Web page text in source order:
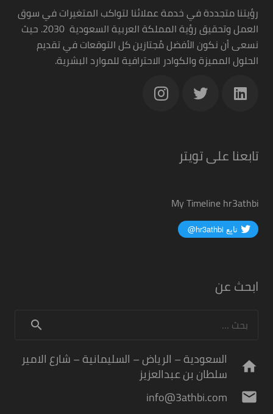
رؤيتنا متجددة في خدمة عملائنا لتواكب المتغيرات في سوق
العمل وتحقيق رؤية المملكة العربية السعودية 2030. حيث
نسعى أن نكون الأفضل مُجتازين كل التوقعات في تقديم
الحلول المميزة والكوادر الاحترافية للموارد البشرية.
تابعنا على تويتر
My Timeline hr3athbi
ابحث عن
عن:
home السعودية – الرياض – السليمانية – شارع الامير
سلطان بن عبدالعزيز
mail
info@3athbi.com